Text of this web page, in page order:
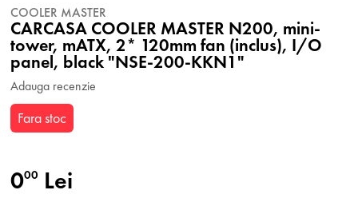
COOLER MASTER
CARCASA COOLER MASTER N200, mini-
tower, mATX, 2* 120mm fan (inclus), I/O
panel, black "NSE-200-KKN1"
Adauga recenzie
Fara stoc
000 Lei